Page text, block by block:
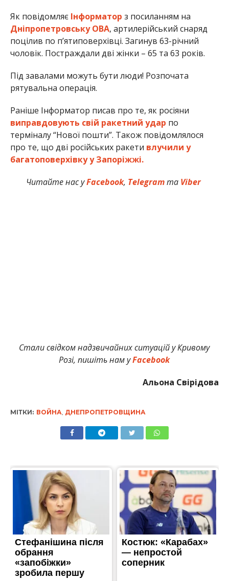
Як повідомляєІнформатор з посиланням на
Дніпропетровську ОВА, артилерійський снаряд
поцілив по п’ятиповерхівці. Загинув 63-річний
чоловік. Постраждали дві жінки – 65 та 63 років.
Під завалами можуть бути люди! Розпочата
рятувальна операція.
Раніше Інформатор писав про те, як росіяни
виправдовують свій ракетний удар по
терміналу “Нової пошти”. Також повідомлялося
про те, що дві російських ракети влучили у
багатоповерхівку у Запоріжжі.
Читайте нас уFacebook, Telegramта Viber
Стали свідком надзвичайних ситуацій у Кривому
Розі, пишіть нам уFacebook
Альона Свірідова
МІТКИ: ВОЙНА ДНЕПРОПЕТРОВЩИНА